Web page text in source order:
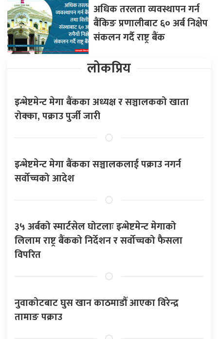
अधिक तरलता व्यवस्थापन गर्न
बैंकिङ प्रणालीबाट ६० अर्ब निक्षेप
संकलन गर्दै राष्ट्र बैंक
लोकप्रिय
इन्भेष्टमेन्ट मेगा बैंकका अध्यक्ष र सञ्चालकको खाता
रोक्का, पक्राउ पुर्जी जारी
इन्भेष्टमेन्ट मेगा बैंकका सञ्चालकलाई पक्राउ नगर्न
सर्वोच्चको आदेश
३५ अर्बको स्मार्टसेल घोटलाः इन्भेष्टमेन्ट मेगाको
लिलाम राष्ट्र बैंकको निर्देशन र सर्वोच्चको फैसला
विपरित
नुवाकोटबाट घुस खान काठमाडौँ आएका विरेन्द्र
तामाङ पक्राउ